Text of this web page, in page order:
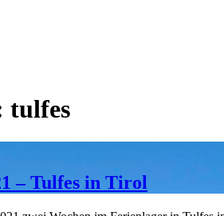
tulfes
– Tulfes in Tirol